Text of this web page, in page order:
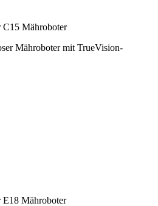
Mähroboter
Mähroboter mit TrueVision-
Mähroboter